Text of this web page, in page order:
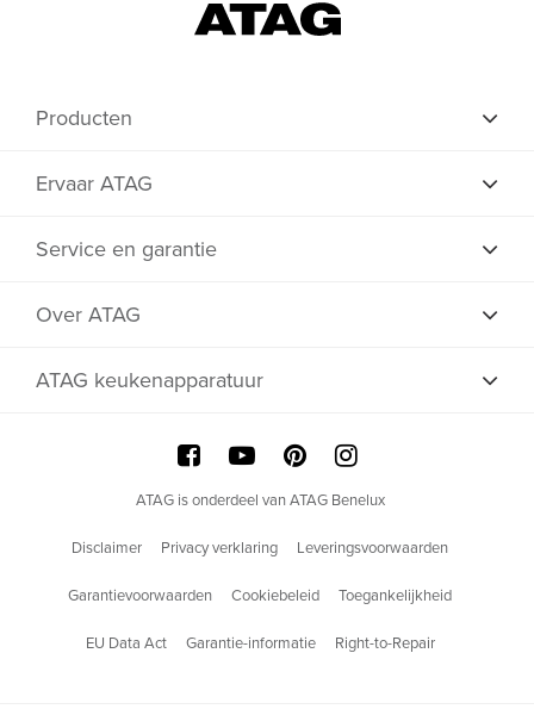
Producten
Ervaar ATAG
Service en garantie
Over ATAG
ATAG keukenapparatuur
ATAG is onderdeel van ATAG Benelux
Disclaimer Privacy verklaring Leveringsvoorwaarden
Garantievoorwaarden Cookiebeleid Toegankelijkheid
EU Data Act Garantie-informatie Right-to-Repair